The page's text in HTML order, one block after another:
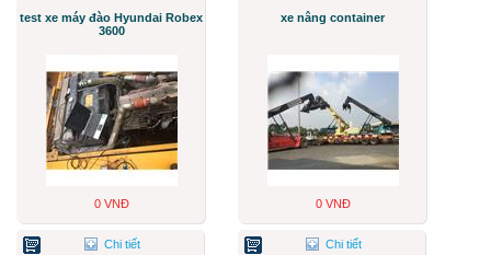
test xe máy đào Hyundai Robex
3600
0 VNĐ
Chi tiết
xe nâng container
0 VNĐ
Chi tiết